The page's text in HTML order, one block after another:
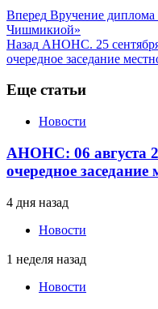
Вперед Вручение
Чишмикиой»
Назад АНОНС. 25 сентября
очередное заседание
Еще статьи
Новости
АНОНС: 06 августа
очередное заседание
4 дня назад
Новости
1 неделя назад
Новости